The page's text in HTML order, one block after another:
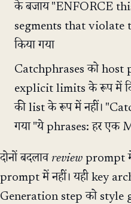
के बजाय "ENFORCE
segments that violate
किया गया
Catchphrases को host
explicit limits के रूप में
की list के रूप में नहीं।
गया "ये phrases: हर
दोनों बदलाव review prompt
prompt में नहीं। यही key
Generation step को style